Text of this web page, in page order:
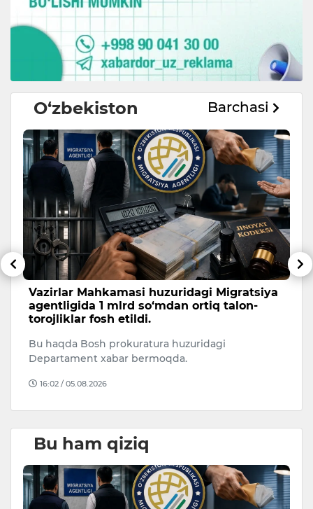
O‘zbekiston Barchasi
Vazirlar Mahkamasi huzuridagi Migratsiya
agentligida 1 mlrd so‘mdan ortiq talon-
torojliklar fosh etildi.
Bu haqda Bosh prokuratura huzuridagi
Departament xabar bermoqda.
16:02 / 05.08.2026
Bu ham qiziq